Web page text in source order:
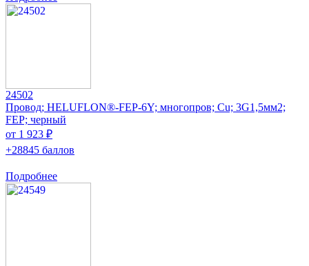
24502
Провод; HELUFLON®-FEP-6Y; многопров; Cu; 3G1,5мм2;
FEP; черный
от 1 923 ₽
+28845 баллов
Подробнее